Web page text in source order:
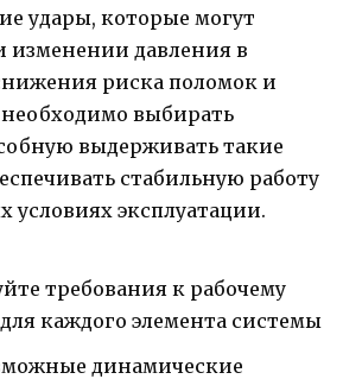
удары, которые могут
изменении давления в
риска поломок и
выбирать
выдерживать такие
стабильную работу
условиях эксплуатации.
требования к рабочему
каждого элемента системы
динамические